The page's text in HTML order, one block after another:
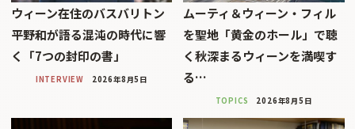
ウィーン在住のバスバリトン
平野和が語る混沌の時代に響
く「7つの封印の書」
INTERVIEW 2026年8月5日
ムーティ＆ウィーン・フィル
を聖地「黄金のホール」で聴
く秋深まるウィーンを満喫す
る…
TOPICS 2026年8月5日